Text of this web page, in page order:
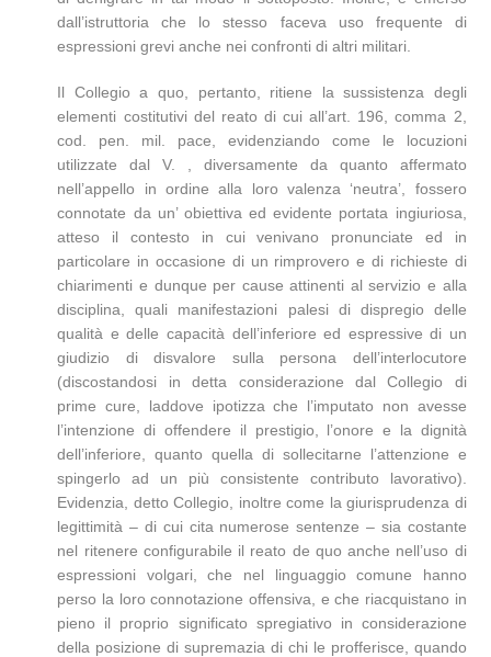
dall’istruttoria che lo stesso faceva uso frequente di
espressioni grevi anche nei confronti di altri militari.
Il Collegio a quo, pertanto, ritiene la sussistenza degli
elementi costitutivi del reato di cui all’art. 196, comma 2,
cod. pen. mil. pace, evidenziando come le locuzioni
utilizzate dal V. , diversamente da quanto affermato
nell’appello in ordine alla loro valenza ‘neutra’, fossero
connotate da un’ obiettiva ed evidente portata ingiuriosa,
atteso il contesto in cui venivano pronunciate ed in
particolare in occasione di un rimprovero e di richieste di
chiarimenti e dunque per cause attinenti al servizio e alla
disciplina, quali manifestazioni palesi di dispregio delle
qualità e delle capacità dell’inferiore ed espressive di un
giudizio di disvalore sulla persona dell’interlocutore
(discostandosi in detta considerazione dal Collegio di
prime cure, laddove ipotizza che l’imputato non avesse
l’intenzione di offendere il prestigio, l’onore e la dignità
dell’inferiore, quanto quella di sollecitarne l’attenzione e
spingerlo ad un più consistente contributo lavorativo).
Evidenzia, detto Collegio, inoltre come la giurisprudenza di
legittimità – di cui cita numerose sentenze – sia costante
nel ritenere configurabile il reato de quo anche nell’uso di
espressioni volgari, che nel linguaggio comune hanno
perso la loro connotazione offensiva, e che riacquistano in
pieno il proprio significato spregiativo in considerazione
della posizione di supremazia di chi le profferisce, quando